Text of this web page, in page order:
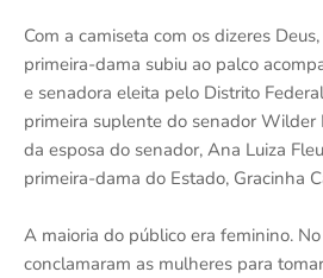
Com a camiseta com os dizeres
primeira-dama subiu ao palco
e senadora eleita pelo Distrito
primeira suplente do senador Wilder
da esposa do senador, Ana Luiza
primeira-dama do Estado, Gracinha
A maioria do público era feminino.
conclamaram as mulheres para